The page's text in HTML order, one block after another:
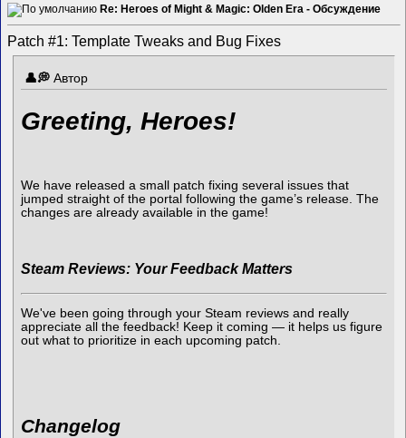
Re: Heroes of Might & Magic: Olden Era - Обсуждение
Patch #1: Template Tweaks and Bug Fixes
Автор
Greeting, Heroes!
We have released a small patch fixing several issues that
jumped straight of the portal following the game’s release. The
changes are already available in the game!
Steam Reviews: Your Feedback Matters
We've been going through your Steam reviews and really
appreciate all the feedback! Keep it coming — it helps us figure
out what to prioritize in each upcoming patch.
Changelog